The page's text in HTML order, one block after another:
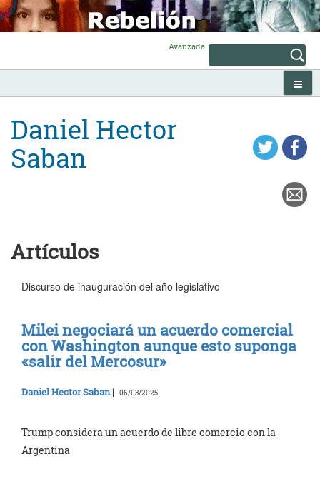
Skip
to
content
Avanzada
Daniel Hector
Saban
Artículos
Discurso de inauguración del año legislativo
Milei negociará un acuerdo comercial
con Washington aunque esto suponga
«salir del Mercosur»
Daniel Hector Saban| 06/03/2025
Trump considera un acuerdo de libre comercio con la
Argentina